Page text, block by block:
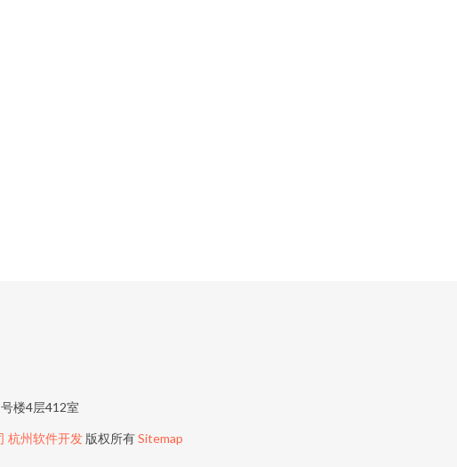
楼4层412室
杭州软件开发版权所有Sitemap